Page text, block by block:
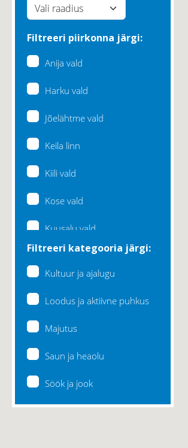
Filtreeri piirkonna järgi:
Anija vald
Harku vald
Jõelähtme vald
Keila linn
Kiili vald
Kose vald
Kuusalu vald
Lääne-Harju vald
Filtreeri kategooria järgi:
Kultuur ja ajalugu
Loodus ja aktiivne puhkus
Majutus
Saun ja heaolu
Söök ja jook